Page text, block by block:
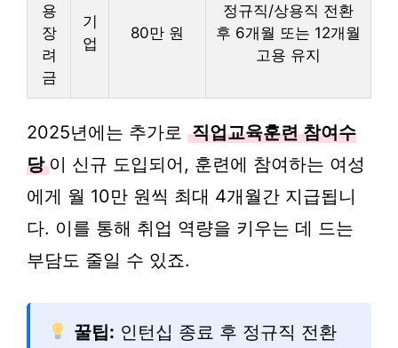
용
장
려
금
기
업
80만 원
정규직/상용직 전환
후 6개월 또는 12개월
고용 유지
2025년에는 추가로 직업교육훈련 참여수
당 이 신규 도입되어, 훈련에 참여하는 여성
에게 월 10만 원씩 최대 4개월간 지급됩니
다. 이를 통해 취업 역량을 키우는 데 드는
부담도 줄일 수 있죠.
꿀팁: 인턴십 종료 후 정규직 전환